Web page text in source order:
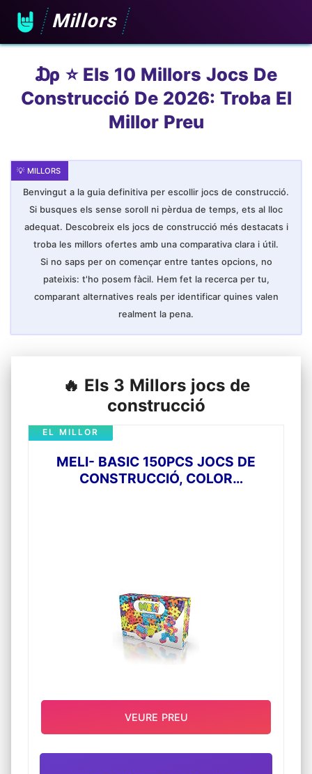
Millors
₯ ⭐️ Els 10 Millors Jocs De
Construcció De 2026: Troba El
Millor Preu
Benvingut a la guia definitiva per escollir jocs de construcció.
Si busques els sense soroll ni pèrdua de temps, ets al lloc
adequat. Descobreix els jocs de construcció més destacats i
troba les millors ofertes amb una comparativa clara i útil.
Si no saps per on començar entre tantes opcions, no
pateixis: t'ho posem fàcil. Hem fet la recerca per tu,
comparant alternatives reals per identificar quines valen
realment la pena.
🔥 Els 3 Millors jocs de
construcció
MELI- BASIC 150PCS JOCS DE
CONSTRUCCIÓ, COLOR
EL MILLOR
VEURE PREU